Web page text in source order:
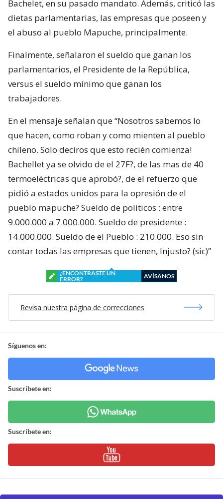
Bachelet, en su pasado mandato. Además, criticó las
dietas parlamentarias, las empresas que poseen y
el abuso al pueblo Mapuche, principalmente.
Finalmente, señalaron el sueldo que ganan los
parlamentarios, el Presidente de la República,
versus el sueldo mínimo que ganan los
trabajadores.
En el mensaje señalan que “Nosotros sabemos lo
que hacen, como roban y como mienten al pueblo
chileno. Solo deciros que esto recién comienza!
Bachellet ya se olvido de el 27F?, de las mas de 40
termoeléctricas que aprobó?, de el refuerzo que
pidió a estados unidos para la opresión de el
pueblo mapuche? Sueldo de politicos : entre
9.000.000 a 7.000.000. Sueldo de presidente :
14.000.000. Sueldo de el Pueblo : 210.000. Eso sin
contar todas las empresas que tienen, Injusto? (sic)”
¿ENCONTRASTE UN
ERROR?
AVÍSANOS
Revisa nuestra página de correcciones
Síguenos en:
Suscríbete en:
Suscríbete en: